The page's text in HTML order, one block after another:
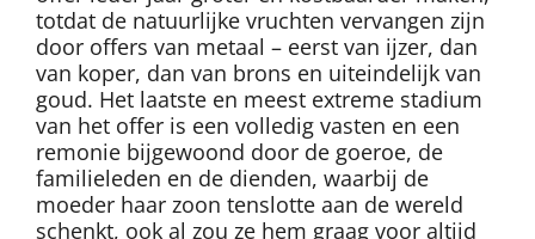
totdat de natuurlijke vruchten vervangen zijn
door offers van metaal – eerst van ijzer, dan
van koper, dan van brons en uiteindelijk van
goud. Het laatste en meest extreme stadium
van het offer is een volledig vasten en een
remonie bijgewoond door de goeroe, de
familieleden en de dienden, waarbij de
moeder haar zoon tenslotte aan de wereld
schenkt, ook al zou ze hem graag voor altijd